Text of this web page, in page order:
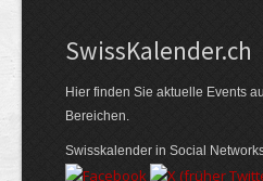
Swiss­Kalender.ch
Hier finden Sie aktuelle Events
Bereichen.
Swisskalender in Social